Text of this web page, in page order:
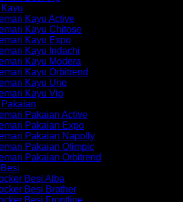
Kayu Active
Kayu Chitose
Kayu Expo
Kayu Indachi
Kayu Modera
Kayu Orbitrend
Kayu Uno
Kayu Vip
Pakaian
Pakaian Active
Pakaian Expo
Pakaian Napolly
Pakaian Olimpic
Pakaian Orbitrend
Besi Alba
Besi Brother
Besi Frontline